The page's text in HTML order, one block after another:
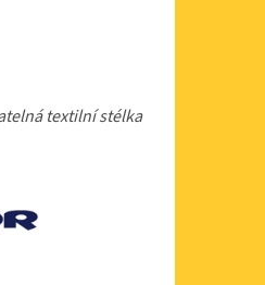
textilní stélka